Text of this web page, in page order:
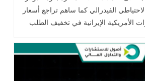
الفيدرالي كما ساهم تراجع أسعار
الأمريكية الإيرانية في تخفيف الطلب